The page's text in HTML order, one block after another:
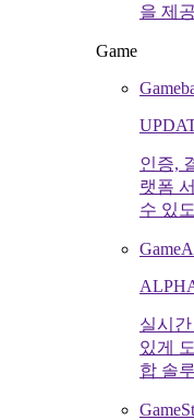
을 제공
Game
인증,
랫폼
수 있
실시
있게
합 솔